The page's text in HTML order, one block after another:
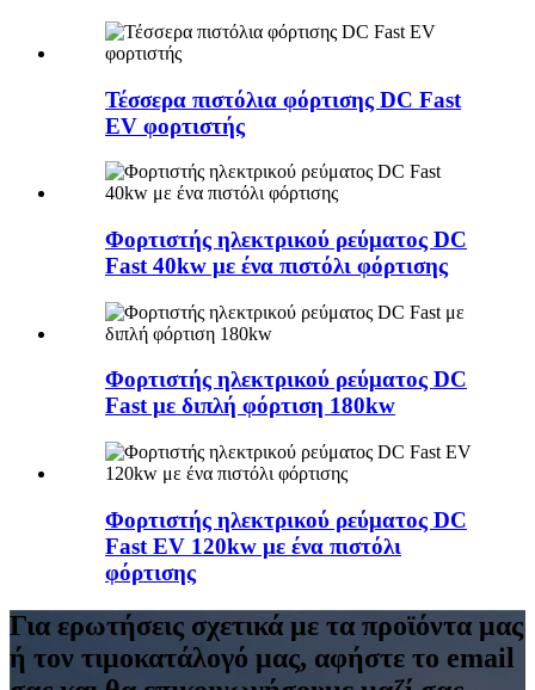
Τέσσερα πιστόλια φόρτισης DC Fast
EV φορτιστής
Φορτιστής ηλεκτρικού ρεύματος DC
Fast 40kw με ένα πιστόλι φόρτισης
Φορτιστής ηλεκτρικού ρεύματος DC
Fast με διπλή φόρτιση 180kw
Φορτιστής ηλεκτρικού ρεύματος DC
Fast EV 120kw με ένα πιστόλι
φόρτισης
Για ερωτήσεις σχετικά με τα προϊόντα μας
ή τον τιμοκατάλογό μας, αφήστε το email